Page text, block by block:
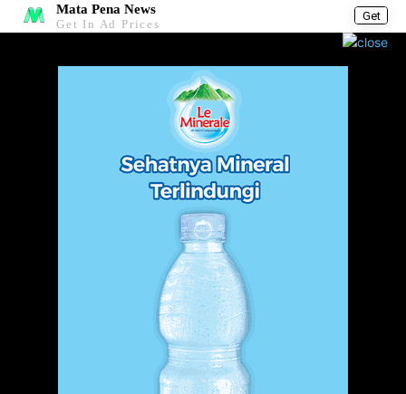
Get
Mata Pena News
Get In Ad Prices